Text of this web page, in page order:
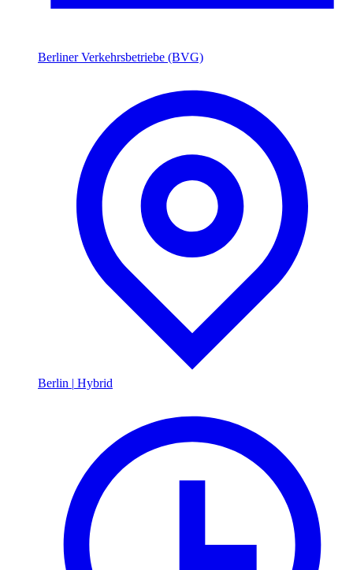
Berliner Verkehrsbetriebe (BVG)
Berlin | Hybrid